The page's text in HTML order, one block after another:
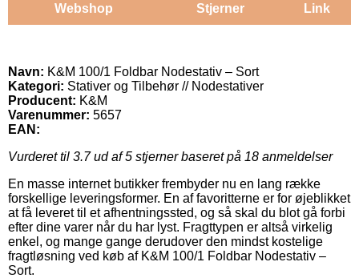
Webshop Stjerner Link
Navn: K&M 100/1 Foldbar Nodestativ – Sort
Kategori: Stativer og Tilbehør // Nodestativer
Producent: K&M
Varenummer: 5657
EAN:
Vurderet til 3.7ud af 5 stjerner baseret på 18 anmeldelser
En masse internet butikker frembyder nu en lang række
forskellige leveringsformer. En af favoritterne er for øjeblikket
at få leveret til et afhentningssted, og så skal du blot gå forbi
efter dine varer når du har lyst. Fragttypen er altså virkelig
enkel, og mange gange derudover den mindst kostelige
fragtløsning ved køb af K&M 100/1 Foldbar Nodestativ –
Sort.